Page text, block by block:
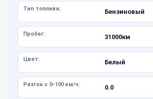
Тип топлива: Бензиновый
Пробег: 31000км
Цвет: Белый
Разгон с 0-100 км/ч: 0.0